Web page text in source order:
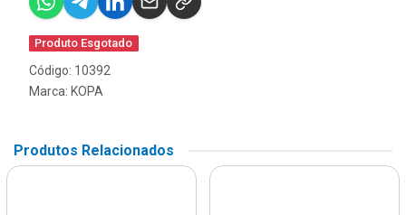
Produto Esgotado
Código: 10392
Marca: KOPA
Produtos Relacionados